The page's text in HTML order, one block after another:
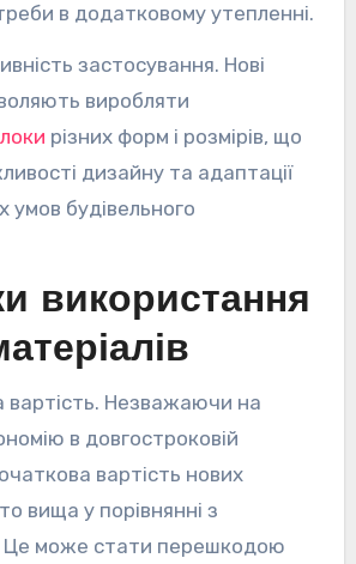
в додатковому утепленні.
застосування. Нові
виробляти
різних форм і розмірів, що
дизайну та адаптації
умов будівельного
використання
Незважаючи на
в довгостроковій
вартість нових
вища у порівнянні з
Це може стати перешкодою